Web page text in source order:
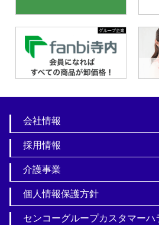
会社情報
採用情報
介護事業
個人情報保護方針
センコーグループカスタマー